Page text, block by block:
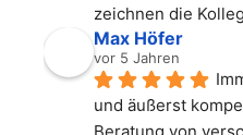
zeichnen die
Max Höfer
vor 5 Jahren
und äußerst